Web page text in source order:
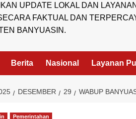
UPDATE LOKAL DAN LAYANAN
FAKTUAL DAN
BANYUASIN.
Berita Nasional Layanan
DESEMBER 29 WABUP
Pemerintahan